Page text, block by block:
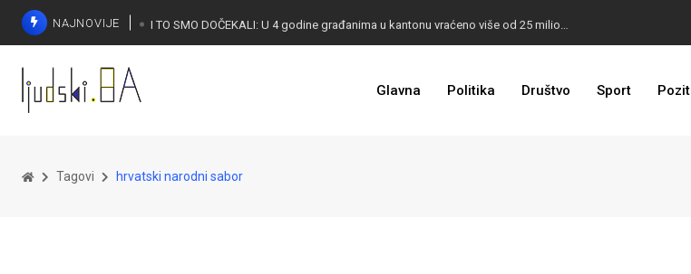
NAJNOVIJE
KONAKOVIĆ PALI ALARM: Otvoreno pismo UN-u
Glavna Politika Društvo Sport
Tagovi hrvatski narodni sabor